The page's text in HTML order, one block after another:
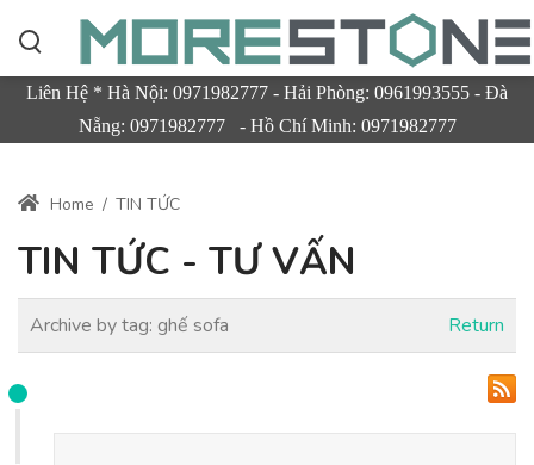
Liên Hệ * Hà Nội: 0971982777 - Hải Phòng: 0961993555 - Đà
Nẵng: 0971982777 - Hồ Chí Minh: 0971982777
Home / TIN TỨC
TIN TỨC - TƯ VẤN
Archive by tag: ghế sofa Return